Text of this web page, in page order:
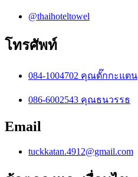
@thaihoteltowel
โทรศัพท์
084-1004702 คุณตั๊กกะแตน
086-6002543 คุณธนวรรธ
Email
tuckkatan.4912@gmail.com